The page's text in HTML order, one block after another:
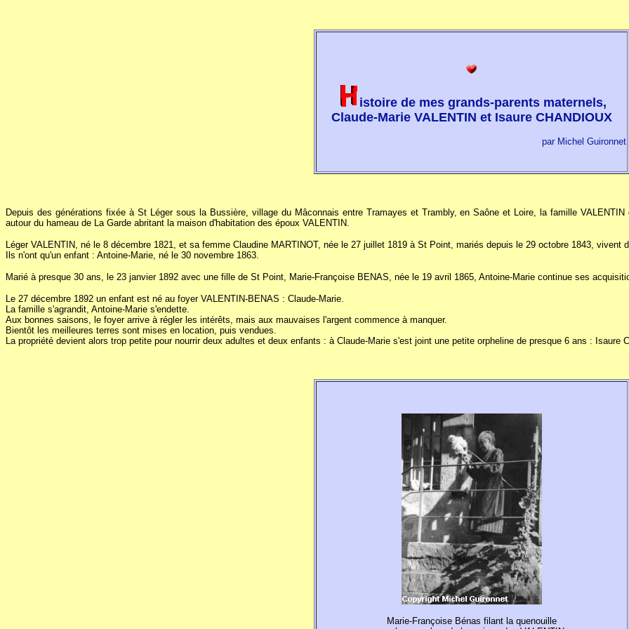
istoire de mes grands-parents maternels,
Claude-Marie VALENTIN et Isaure CHANDIOUX
par Michel Guironnet
Depuis des générations fixée à St Léger sous la Bussière, village du Mâconnais entre Tramayes et Trambly, en Saône et Loire, la famille
autour du hameau de La Garde abritant la maison d'habitation des époux VALENTIN.
Léger VALENTIN, né le 8 décembre 1821, et sa femme Claudine MARTINOT, née le 27 juillet 1819 à St Point, mariés depuis le 29 octobre 1843, vivent
Ils n'ont qu'un enfant : Antoine-Marie, né le 30 novembre 1863.
Marié à presque 30 ans, le 23 janvier 1892 avec une fille de St Point, Marie-Françoise BENAS, née le 19 avril 1865, Antoine-Marie continue ses
Le 27 décembre 1892 un enfant est né au foyer VALENTIN-BENAS : Claude-Marie.
La famille s'agrandit, Antoine-Marie s'endette.
Aux bonnes saisons, le foyer arrive à régler les intérêts, mais aux mauvaises l'argent commence à manquer.
Bientôt les meilleures terres sont mises en location, puis vendues.
La propriété devient alors trop petite pour nourrir deux adultes et deux enfants : à Claude-Marie s'est joint une petite orpheline de presque 6 ans : Isaure
Marie-Françoise Bénas filant la quenouille